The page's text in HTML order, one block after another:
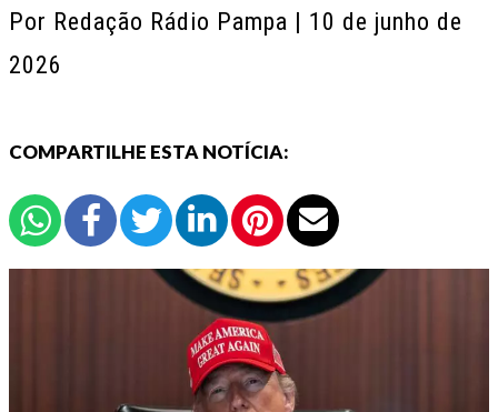
Por Redação Rádio Pampa | 10 de junho de
2026
COMPARTILHE ESTA NOTÍCIA: